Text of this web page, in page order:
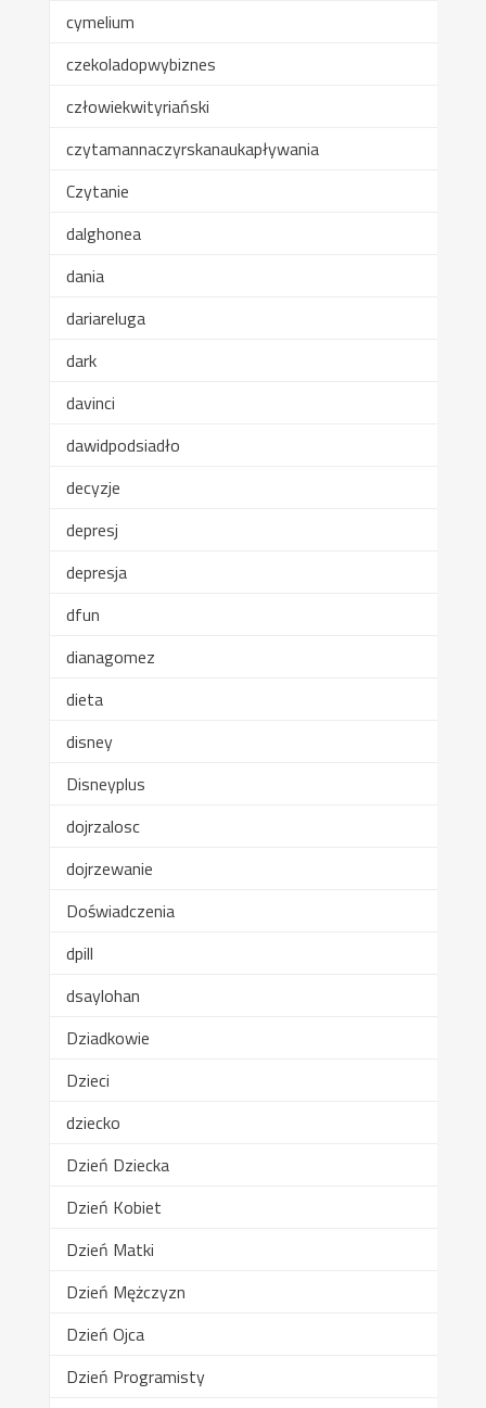
cymelium
czekoladopwybiznes
człowiekwityriański
czytamannaczyrskanaukapływania
Czytanie
dalghonea
dania
dariareluga
dark
davinci
dawidpodsiadło
decyzje
depresj
depresja
dfun
dianagomez
dieta
disney
Disneyplus
dojrzalosc
dojrzewanie
Doświadczenia
dpill
dsaylohan
Dziadkowie
Dzieci
dziecko
Dzień Dziecka
Dzień Kobiet
Dzień Matki
Dzień Mężczyzn
Dzień Ojca
Dzień Programisty